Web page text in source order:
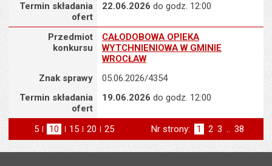
Termin składania
ofert
22.06.2026 do godz. 12:00
Przedmiot konkursu : CAŁODOBOWA OPIEKA WYTCHNIENIOWA
Przedmiot
konkursu
CAŁODOBOWA OPIEKA
WYTCHNIENIOWA W GMINIE
WROCŁAW
Znak sprawy
05.06.2026/4354
Termin składania
ofert
19.06.2026 do godz. 12:00
5 elementów na stronie
10 elementów
na stronie
15 elementów
na stronie
20 elementów
na stronie
25 elementów
na stronie
Nr strony: Strona
1 Strona
2 Strona
3 .. Strona
38